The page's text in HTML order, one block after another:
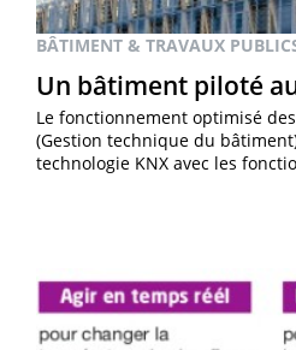
BÂTIMENT & TRAVAUX
Un bâtiment piloté
Le fonctionnement optimisé
(Gestion technique du
technologie KNX avec les